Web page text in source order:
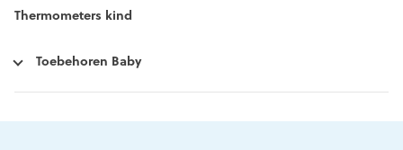
Thermometers kind
Toebehoren Baby